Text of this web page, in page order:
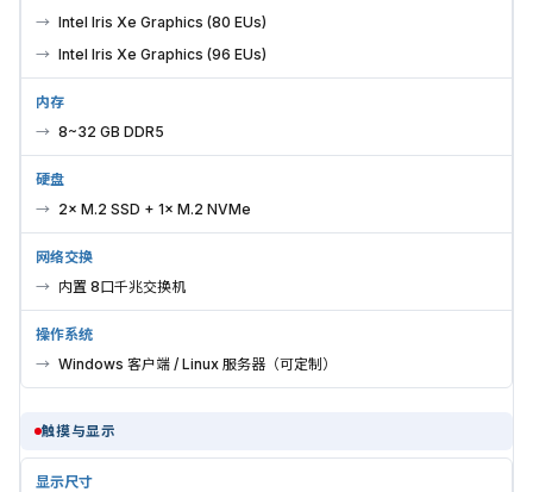
Intel Iris Xe Graphics (80 EUs)
Intel Iris Xe Graphics (96 EUs)
内存
8~32 GB DDR5
硬盘
2× M.2 SSD + 1× M.2 NVMe
网络交换
内置 8口千兆交换机
操作系统
Windows 客户端 / Linux 服务器（可定制）
触摸与显示
显示尺寸